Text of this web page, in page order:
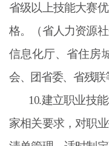
省级以上技能大赛
格。（省人力资源
信息化厅、省住房
会、团省委、省残联
10.建立职业技
家相关要求，对职